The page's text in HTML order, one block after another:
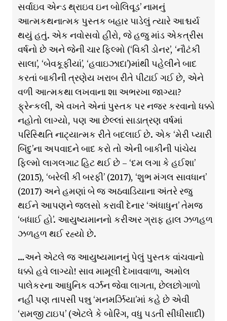
સર્વાઇવ એન્ડ થ્રાઇવ ઇન બોલિવૂડ’ નામનું
આત્મકથનાત્મક પુસ્તક બહાર પાડેલું ત્યારે આશ્ચર્ય
થયું હતું. એક નવોસવો હીરો, જે હજુ માંડ એકત્રીસ
વર્ષનો છે અને જેની ચાર ફિલ્મો (‘વિકી ડોનર’, ‘નૌટંકી
સાલા’, ‘બેવકૂફીયાં’, ‘હવાઇઝાદા’)માંથી પહેલીને બાદ
કરતાં બાકીની ત્રણેય ખરાબ રીતે પીટાઈ ગઈ છે, એને
વળી આત્મકથા લખવાના શા અભરખા જાગ્યા?
ફ્રેન્કલી, એ વખતે એનાં પુસ્તક પર નજર કરવાનો ધક્કો
નહોતો લાગ્યો, પણ આ છેલ્લાં સાડાત્રણ વર્ષમાં
પરિસ્થિતિ નાટ્યાત્મક રીતે બદલાઈ છે. એક ‘મેરી પ્યારી
બિંદુ’ના અપવાદને બાદ કરો તો એની બાકીની પાંચેય
ફિલ્મો લાગલગાટ હિટ થઈ છે – ‘દમ લગા કે હઈશા’
(2015), ‘બરેલી કી બરફી’ (2017), ‘શુભ મંગલ સાવધાન’
(2017) અને હમણાં બે જ અઠવાડિયાના અંતરે રજુ
થઈને આપણને જલસો કરાવી દેનાર ‘અંધાધુન’ તેમજ
‘બધાઈ હો’. આયુષ્યમાનનો કરીઅર ગ્રાફ હાલ ઝળહળ
ઝળહળ થઈ રહ્યો છે.
…અને એટલે જ આયુષ્યમાનનું પેલું પુસ્તક વાંચવાનો
ધક્કો હવે લાગ્યો! સાવ મામૂલી દેખાવવાળા, અમોલ
પાલેકરના આધુનિક વર્ઝન જેવા લાગતા, છેલછોગાળો
નહીં પણ તાપસી પન્નુ ‘મનમર્ઝિયા’માં કહે છે એવી
‘રામજી ટાઇપ’ (એટલે કે બોરિંગ, વધુ પડતી સીધીસાદી)